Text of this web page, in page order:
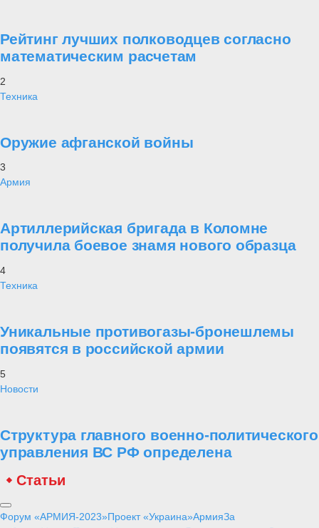
Рейтинг лучших полководцев согласно
математическим расчетам
2
Техника
Оружие афганской войны
3
Армия
Артиллерийская бригада в Коломне
получила боевое знамя нового образца
4
Техника
Уникальные противогазы-бронешлемы
появятся в российской армии
5
Новости
Структура главного военно-политического
управления ВС РФ определена
Статьи
Форум «АРМИЯ-2023»Проект «Украина»АрмияЗа